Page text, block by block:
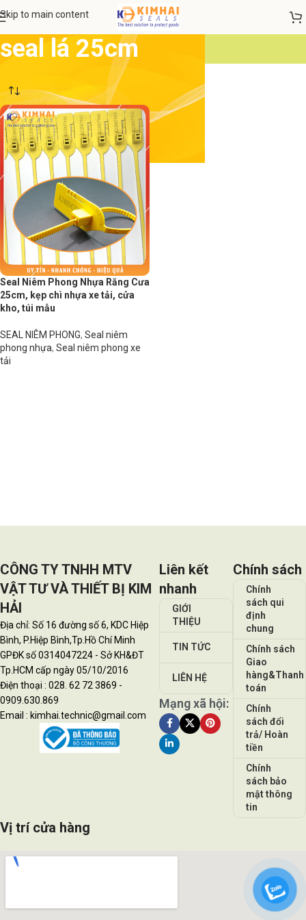
Skip to main content
seal lá 25cm
Seal Niêm Phong Nhựa Răng Cưa
25cm, kẹp chì nhựa xe tải, cửa
kho, túi mẫu
SEAL NIÊM PHONG, Seal niêm
phong nhựa, Seal niêm phong xe
tải
CÔNG TY TNHH MTV
VẬT TƯ VÀ THIẾT BỊ KIM
HẢI
Địa chỉ: Số 16 đường số 6, KDC Hiệp
Bình, P.Hiệp Bình,Tp.Hồ Chí Minh
GPĐK số 0314047224 - Sở KH&ĐT
Tp.HCM cấp ngày 05/10/2016
Điện thoại : 028. 62 72 3869 -
0909.630.869
Email : kimhai.technic@gmail.com
Liên kết
nhanh
GIỚI
THIỆU
TIN TỨC
LIÊN HỆ
Mạng xã hội:
Chính sách
Chính
sách qui
định
chung
Chính sách
Giao
hàng&Thanh
toán
Chính
sách đổi
trả/ Hoàn
tiền
Chính
sách bảo
mật thông
tin
Vị trí cửa hàng